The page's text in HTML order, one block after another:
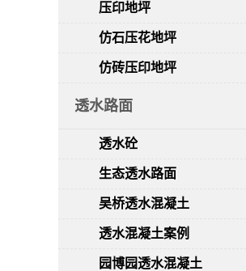
压印地坪
仿石压花地坪
仿砖压印地坪
透水路面
透水砼
生态透水路面
吴桥透水混凝土
透水混凝土案例
园博园透水混凝土